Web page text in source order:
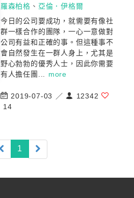
羅森柏格 、 亞倫．伊格爾
今日的公司要成功，就需要有像社
群一樣合作的團隊，一心一意做對
公司有益和正確的事。但這種事不
會自然發生在一群人身上，尤其是
野心勃勃的優秀人士，因此你需要
有人擔任團... more
2019-07-03 ／
12342
14
1 (current)